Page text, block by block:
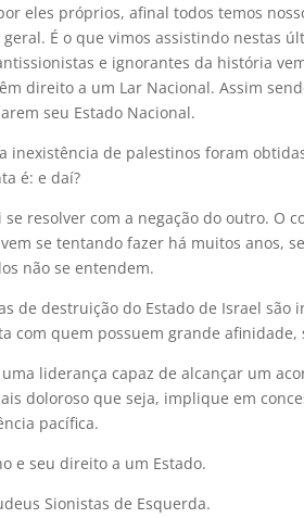
eles próprios, afinal todos temos
É o que vimos assistindo nestas
e ignorantes da história
direito a um Lar Nacional. Assim
seu Estado Nacional.
inexistência de palestinos foram
é: e daí?
resolver com a negação do outro. O
se tentando fazer há muitos anos,
não se entendem.
de destruição do Estado de Israel são
com quem possuem grande
liderança capaz de alcançar um
doloroso que seja, implique em
pacífica.
e seu direito a um Estado.
Sionistas de Esquerda.